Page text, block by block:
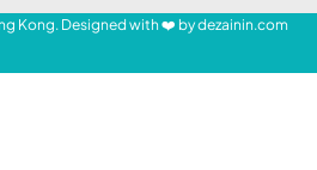
Kong. Designed with ❤️ bydezainin.com